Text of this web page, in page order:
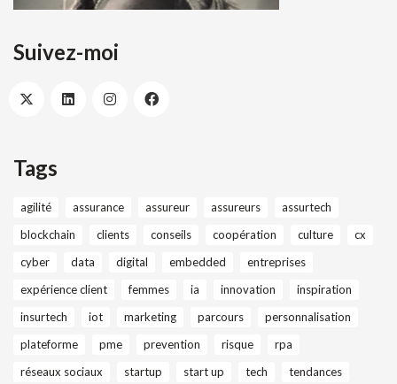
Suivez-moi
Tags
agilité assurance assureur assureurs
assurtech
blockchain
clients conseils coopération culture
cx
cyber
data digital embedded
entreprises
expérience client
femmes ia innovation
inspiration
insurtech
iot marketing parcours
personnalisation
plateforme
pme prevention risque
rpa
réseaux sociaux
startup start up tech
tendances